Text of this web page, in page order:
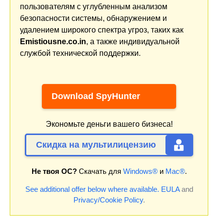
пользователям с углубленным анализом
безопасности системы, обнаружением и
удалением широкого спектра угроз, таких как
Emistiousne.co.in, а также индивидуальной
службой технической поддержки.
Download SpyHunter
Экономьте деньги вашего бизнеса!
Скидка на мультилицензию
Не твоя ОС?Скачать для Windows®и Mac®.
See additional offer below where available. EULAand
Privacy/Cookie Policy.